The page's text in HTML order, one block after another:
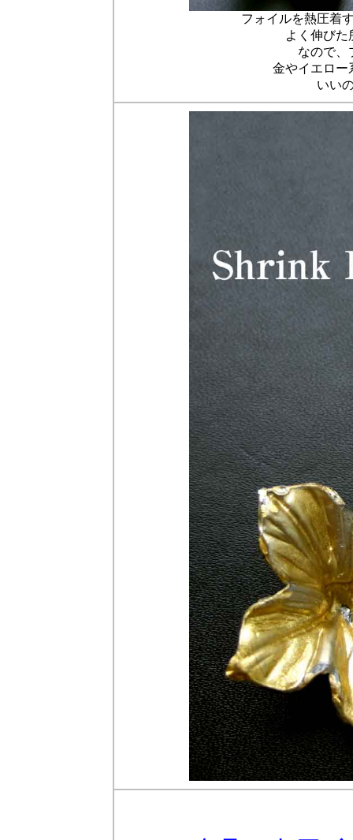
フォイルを熱圧着
よく伸びた
なので、
金やイエロー
いい